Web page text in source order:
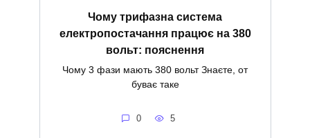
Чому трифазна система
електропостачання працює на 380
вольт: пояснення
Чому 3 фази мають 380 вольт Знаєте, от
буває таке
0 5